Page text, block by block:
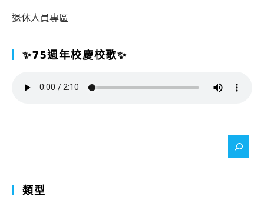
退休人員專區
✨75週年校慶校歌✨
類型